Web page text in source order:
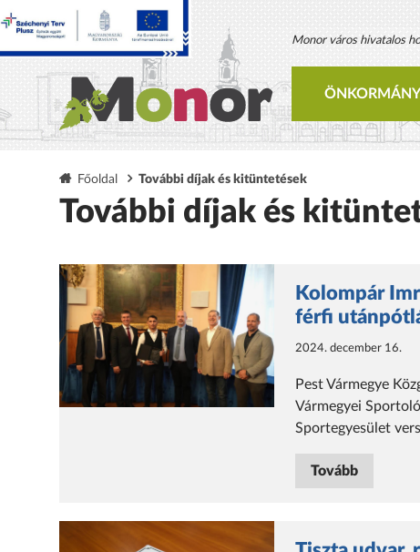
Monor város hivatalos
Főoldal További díjak és kitüntetések
További díjak és
Kolompár
férfi
2024. december 16.
Pest Vármegye
Vármegyei
Sportegyesület
Tovább